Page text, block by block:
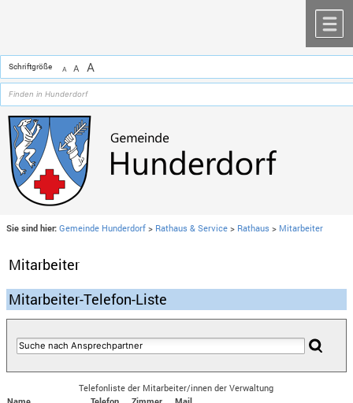
Schriftgröße A A A
Sie sind hier: Gemeinde Hunderdorf > Rathaus & Service > Rathaus > Mitarbeiter
Mitarbeiter
Mitarbeiter-Telefon-Liste
Telefonliste der Mitarbeiter/innen der Verwaltung